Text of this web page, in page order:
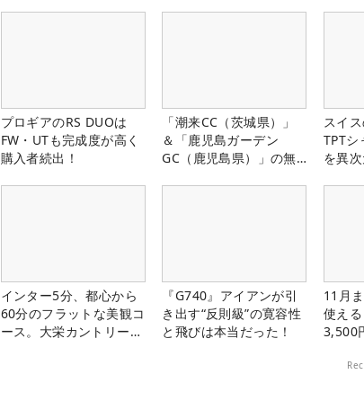
プロギアのRS DUOは
FW・UTも完成度が高く
購入者続出！
「潮来CC（茨城県）」
＆「鹿児島ガーデン
GC（鹿児島県）」の無
スイ
TPTシ
を異
インター5分、都心から
60分のフラットな美観コ
ース。大栄カントリー俱
『G740』アイアンが引
き出す“反則級”の寛容性
と飛びは本当だった！
11月
使え
3,500